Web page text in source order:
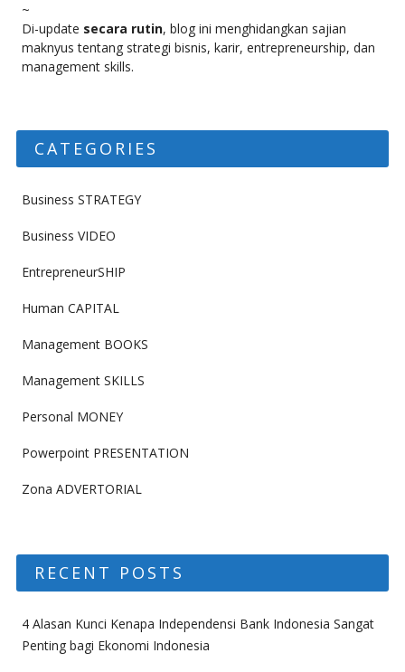
~
Di-update secara rutin, blog ini menghidangkan sajian
maknyus tentang strategi bisnis, karir, entrepreneurship, dan
management skills.
CATEGORIES
Business STRATEGY
Business VIDEO
EntrepreneurSHIP
Human CAPITAL
Management BOOKS
Management SKILLS
Personal MONEY
Powerpoint PRESENTATION
Zona ADVERTORIAL
RECENT POSTS
4 Alasan Kunci Kenapa Independensi Bank Indonesia Sangat
Penting bagi Ekonomi Indonesia